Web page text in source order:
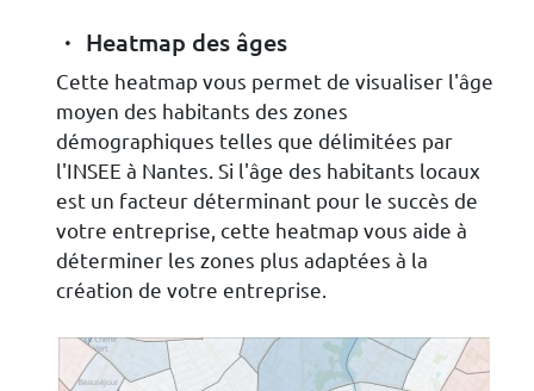
Heatmap des âges
Cette heatmap vous permet de visualiser l'âge
moyen des habitants des zones
démographiques telles que délimitées par
l'INSEE à Nantes. Si l'âge des habitants locaux
est un facteur déterminant pour le succès de
votre entreprise, cette heatmap vous aide à
déterminer les zones plus adaptées à la
création de votre entreprise.